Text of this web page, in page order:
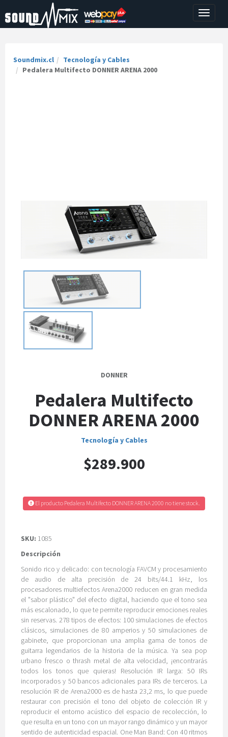
Toggle
Soundmix.cl
Tecnología y Cables
Pedalera Multifecto DONNER ARENA 2000
DONNER
Pedalera Multifecto
DONNER ARENA 2000
Tecnología y Cables
$289.900
El producto Pedalera Multifecto DONNER ARENA 2000 no tiene stock.
SKU: 1085
Descripción
Sonido rico y delicado: con tecnología FAVCM y procesamiento
de audio de alta precisión de 24 bits/44.1 kHz, los
procesadores multiefectos Arena2000 reducen en gran medida
el "sabor plástico" del efecto digital, haciendo que el tono sea
más escalonado, lo que te permite reproducir emociones reales
sin reservas. 278 tipos de efectos: 100 simulaciones de efectos
clásicos, simulaciones de 80 amperios y 50 simulaciones de
gabinete, que proporcionan una amplia gama de tonos de
guitarra legendarios de la historia de la música. Ya sea pop
urbano fresco o thrash metal de alta velocidad, ¡encontrarás
todos los tonos que quieras! Resolución IR larga: 50 IRs
incorporados y 50 bancos adicionales para IRs de terceros. La
resolución IR de Arena2000 es de hasta 23,2 ms, lo que puede
restaurar con precisión el tono del objeto de colección IR y
reproducir el entorno acústico del espacio de recolección, lo
que resulta en un tono con un mayor rango dinámico y un mayor
sentido de autenticidad espacial. One Man Band: Con 40 ritmos